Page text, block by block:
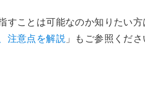
すことは可能なのか知りたい方
注意点を解説 」もご参照くだ